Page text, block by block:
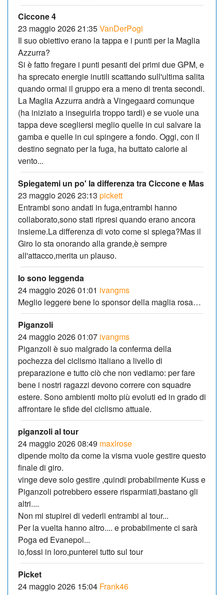
Ciccone 4
23 maggio 2026 21:35VanDerPogi
Il suo obiettivo erano la tappa e i punti per la Maglia
Azzurra?
Si è fatto fregare i punti pesanti dei primi due GPM, e
ha sprecato energie inutili scattando sull'ultima salita
quando ormai il gruppo era a meno di trenta secondi.
La Maglia Azzurra andrà a Vingegaard comunque
(ha iniziato a inseguirla troppo tardi) e se vuole una
tappa deve scegliersi meglio quelle in cui salvare la
gamba e quelle in cui spingere a fondo. Oggi, con il
destino segnato per la fuga, ha buttato calorie al
vento...
Spiegatemi un po' la differenza tra Ciccone e Mas
23 maggio 2026 23:13 pickett
Entrambi sono andati in fuga,entrambi hanno
collaborato,sono stati ripresi quando erano ancora
insieme.La differenza di voto come si spiega?Mas il
Giro lo sta onorando alla grande,è sempre
all'attacco,merita un plauso.
Io sono leggenda
24 maggio 2026 01:01 ivangms
Meglio leggere bene lo sponsor della maglia rosa…
Piganzoli
24 maggio 2026 01:07 ivangms
Piganzoli è suo malgrado la conferma della
pochezza del ciclismo italiano a livello di
preparazione e tutto ciò che non vediamo: per fare
bene i nostri ragazzi devono correre con squadre
estere. Sono ambienti molto più evoluti ed in grado di
affrontare le sfide del ciclismo attuale.
piganzoli al tour
24 maggio 2026 08:49 maxlrose
dipende molto da come la visma vuole gestire questo
finale di giro.
vinge deve solo gestire ,quindi probabilmente Kuss e
Piganzoli potrebbero essere risparmiati,bastano gli
altri....
Non mi stupirei di vederli entrambi al tour...
Per la vuelta hanno altro.... e probabilmente ci sarà
Poga ed Evanepol...
io,fossi in loro,punterei tutto sul tour
Picket
24 maggio 2026 15:04 Frank46